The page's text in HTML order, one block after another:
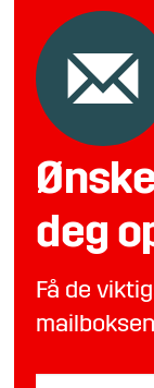
deg
Få de